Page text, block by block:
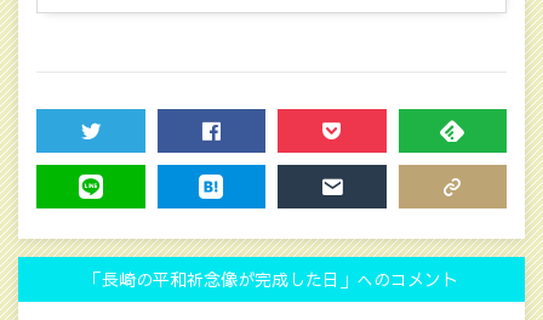
TWEET SHARE POCKET FEEDLY
「長崎の平和祈念像が完成した日」へのコメント